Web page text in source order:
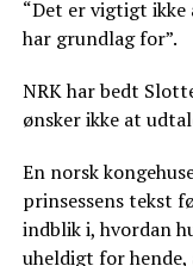
“Det er vigtigt ikke
har grundlag for”.
NRK har bedt
ønsker ikke at
En norsk
prinsessens tekst
indblik i, hvordan
uheldigt for